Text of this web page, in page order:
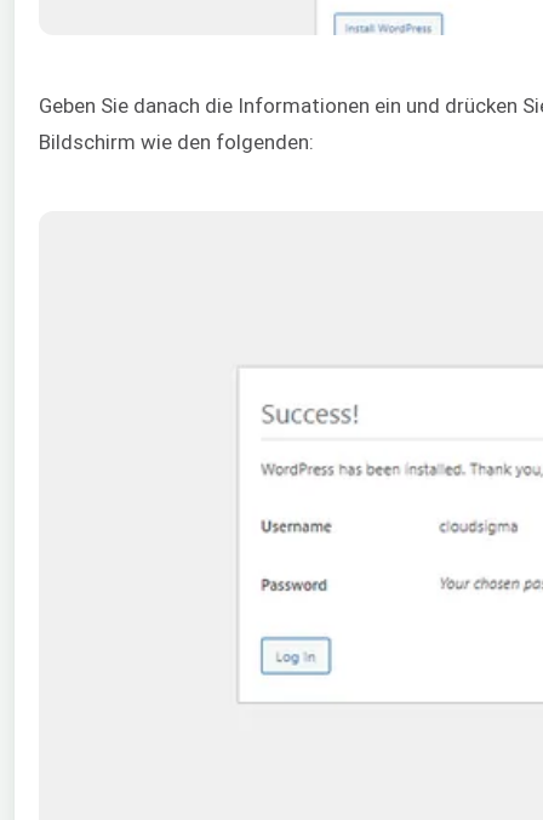
Geben Sie danach die Informationen ein und drücken
Bildschirm wie den folgenden: